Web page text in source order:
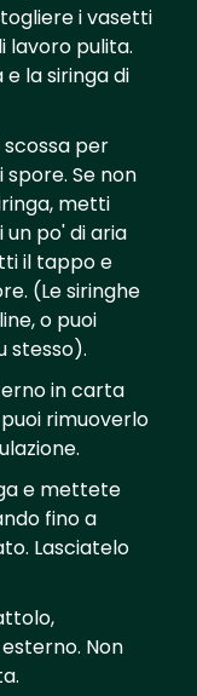
i vasetti
lavoro pulita.
la siringa di
scossa per
Se non
metti
po' di aria
il tappo e
(Le siringhe
o puoi
stesso).
in carta
rimuoverlo
e mettete
fino a
Lasciatelo
Non